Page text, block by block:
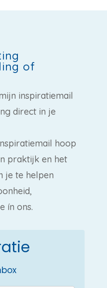
of
inspiratiemail
direct in je
hoop
praktijk en het
je te helpen
ín ons.